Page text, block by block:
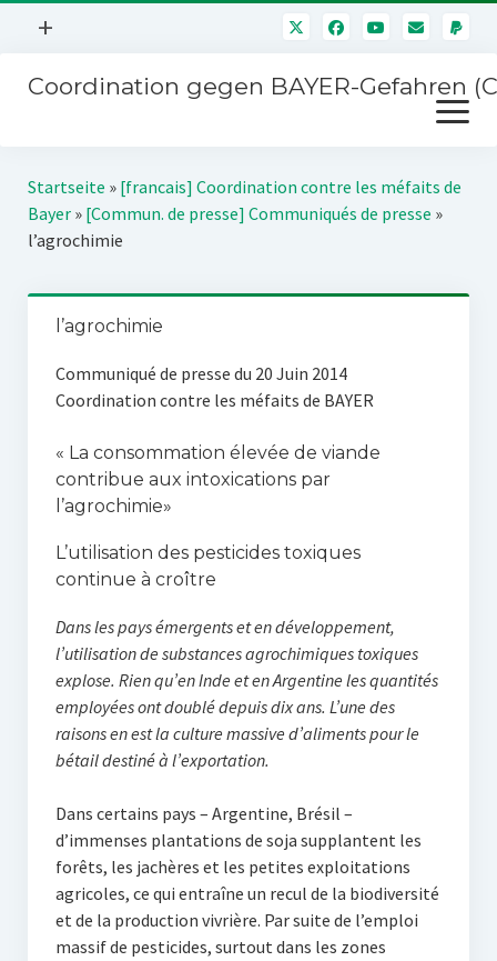
Menü
+
Mitmachen
Über uns
Kontakt
Impressum
Störfälle
Coordination gegen BAYER-Gefahren
Menü
öffnen
Kampagnen
BAYER-Hauptversammlungen
Jahrestagung
SPENDEN
Startseite » [francais] Coordination contre les méfaits de
Bayer» [Commun. de presse] Communiqués de presse »
l’agrochimie
l’agrochimie
Communiqué de presse du 20 Juin 2014
Coordination contre les méfaits de BAYER
« La consommation élevée de viande
contribue aux intoxications par
l’agrochimie»
L’utilisation des pesticides toxiques
continue à croître
Dans les pays émergents et en développement,
l’utilisation de substances agrochimiques toxiques
explose. Rien qu’en Inde et en Argentine les quantités
employées ont doublé depuis dix ans. L’une des
raisons en est la culture massive d’aliments pour le
bétail destiné à l’exportation.
Dans certains pays – Argentine, Brésil –
d’immenses plantations de soja supplantent les
forêts, les jachères et les petites exploitations
agricoles, ce qui entraîne un recul de la biodiversité
et de la production vivrière. Par suite de l’emploi
massif de pesticides, surtout dans les zones